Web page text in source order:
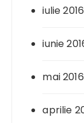
iulie 2016
iunie
mai 2016
aprilie